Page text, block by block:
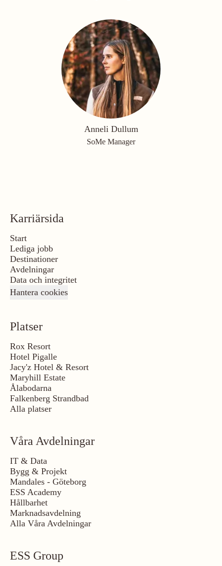
Anneli Dullum
SoMe Manager
Karriärsida
Start
Lediga jobb
Destinationer
Avdelningar
Data och integritet
Hantera cookies
Platser
Rox Resort
Hotel Pigalle
Jacy'z Hotel & Resort
Maryhill Estate
Ålabodarna
Falkenberg Strandbad
Alla platser
Våra Avdelningar
IT & Data
Bygg & Projekt
Mandales - Göteborg
ESS Academy
Hållbarhet
Marknadsavdelning
Alla Våra Avdelningar
ESS Group